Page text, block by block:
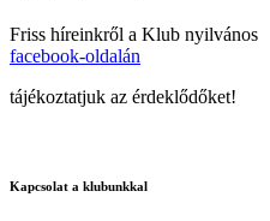
Friss híreinkről a Klub nyilvános
facebook-oldalán
tájékoztatjuk az érdeklődőket!
Kapcsolat a klubunkkal